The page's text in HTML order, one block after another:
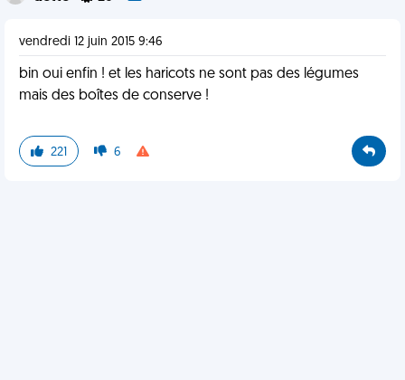
vendredi 12 juin 2015 9:46
bin oui enfin ! et les haricots ne sont pas des légumes
mais des boîtes de conserve !
221 6